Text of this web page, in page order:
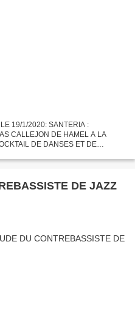
19/1/2020: SANTERIA :
CALLEJON DE HAMEL A LA
DE DANSES ET DE
DE JAZZ